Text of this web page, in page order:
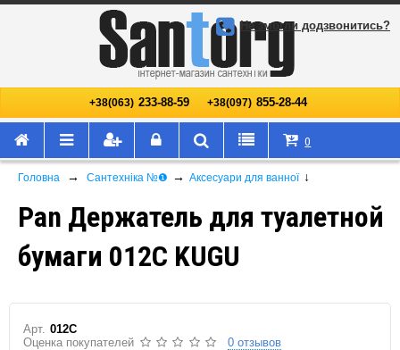
+38(063) 233-88-59 +38(097) 855-28-44
Не змогли додзвонитись?
0
Головна → Сантехніка №❶ → Аксесуари для ванної ↓
Pan Держатель для туалетной
бумаги 012C KUGU
Арт. 012C
Оценка покупателей
0 отзывов